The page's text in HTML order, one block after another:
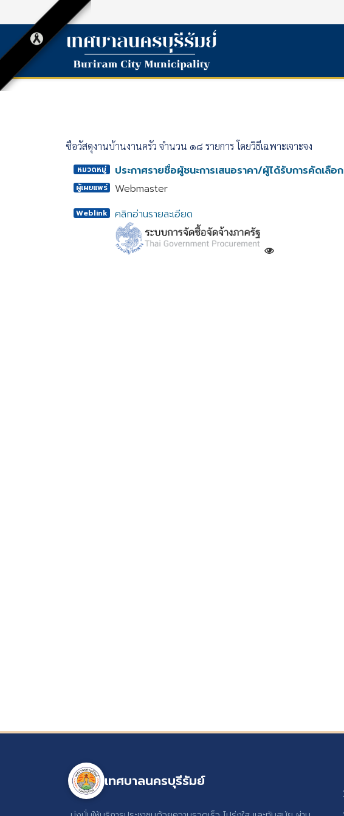
ซื้อวัสดุงานบ้านงานครัว จำนวน ๑๘ รายการ โดยวิธีเฉพาะเจาะจง
หมวดหมู่ ประกาศรายชื่อผู้ชนะการเสนอราคา/ผู้ได้รับการคัดเลือก
ผู้เผยแพร่ Webmaster
Weblink คลิกอ่านรายละเอียด
เทศบาลนครบุรีรัมย์